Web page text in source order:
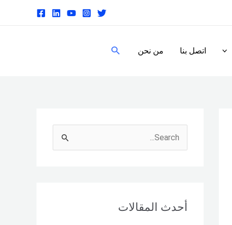
اتصل بنا من نحن البحث
cأحدث المقالات